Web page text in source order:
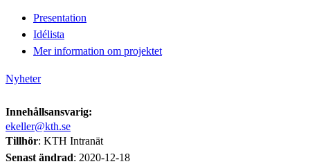
Presentation
Idélista
Mer information om projektet
Nyheter
Innehållsansvarig:
ekeller@kth.se
Tillhör: KTH Intranät
Senast ändrad: 2020-12-18